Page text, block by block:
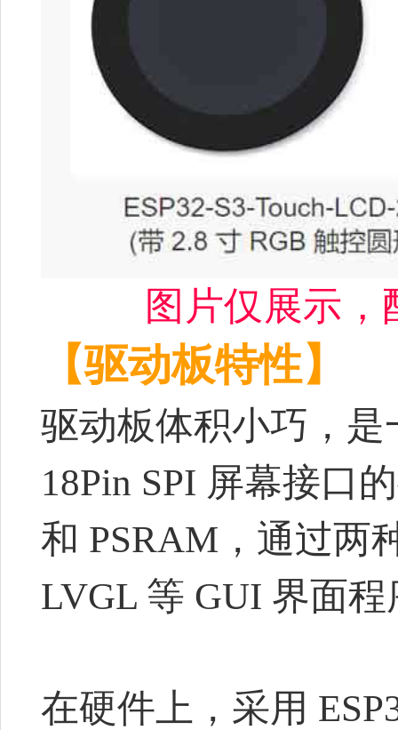
图片仅展示
【驱动板特性】
驱动板体积小巧，是
18Pin SPI 屏幕接口
和 PSRAM，通过两
LVGL 等 GUI 界面程
在硬件上，采用